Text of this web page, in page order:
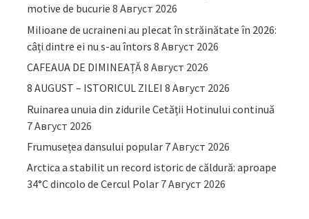
motive de bucurie 8 Август 2026
Milioane de ucraineni au plecat în străinătate în 2026:
câți dintre ei nu s-au întors 8 Август 2026
CAFEAUA DE DIMINEAȚĂ8 Август 2026
8 AUGUST – ISTORICUL ZILEI 8 Август 2026
Ruinarea unuia din zidurile Cetății Hotinului continuă
7 Август 2026
Frumusețea dansului popular 7 Август 2026
Arctica a stabilit un record istoric de căldură: aproape
34°C dincolo de Cercul Polar 7 Август 2026